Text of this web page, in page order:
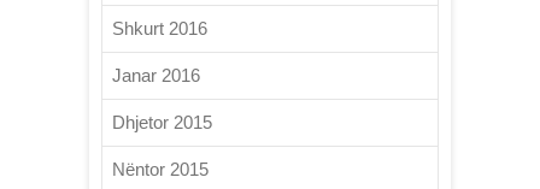
Shkurt 2016
Janar 2016
Dhjetor 2015
Nëntor 2015